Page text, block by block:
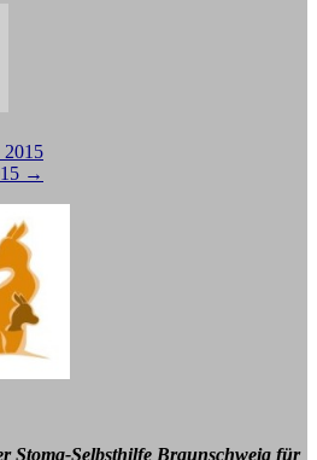
2015
→
Stoma-Selbsthilfe Braunschweig für